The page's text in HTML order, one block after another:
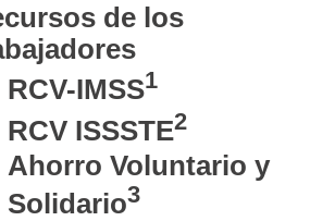
de los
RCV-IMSS1
RCV ISSSTE2
Ahorro Voluntario y
Solidario3